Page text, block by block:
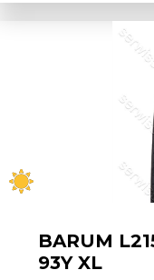
BARUM
93Y XL